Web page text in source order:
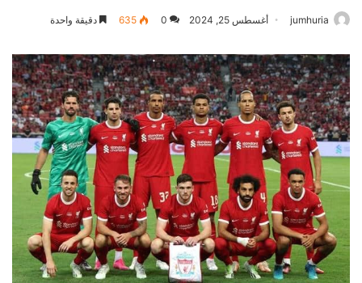
jumhuria أغسطس 25, 2024 0
635 دقيقة واحدة